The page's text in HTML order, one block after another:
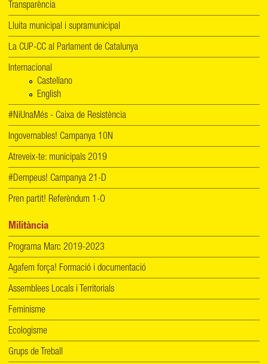
Transparència
Lluita municipal i supramunicipal
La CUP-CC al Parlament de Catalunya
Internacional
Castellano
English
#NiUnaMés - Caixa de Resistència
Ingovernables! Campanya 10N
Atreveix-te: municipals 2019
#Dempeus! Campanya 21-D
Pren partit! Referèndum 1-O
Militància
Programa Marc 2019-2023
Agafem força! Formació i documentació
Assemblees Locals i Territorials
Feminisme
Ecologisme
Grups de Treball